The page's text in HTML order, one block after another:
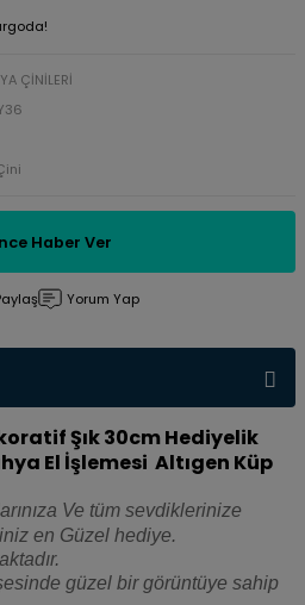
ÇİNİLERİ
Haber Ver
Yorum Yap
Şık 30cm Hediyelik
El İşlemesi Altıgen Küp
Ve tüm sevdiklerinize
en Güzel hediye.
güzel bir görüntüye sahip